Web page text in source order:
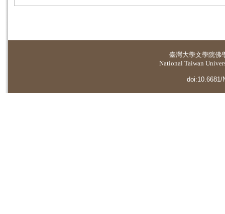
臺灣大學文學院佛
National Taiwan
doi:10.6681/